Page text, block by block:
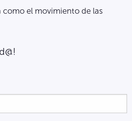
como el movimiento de las